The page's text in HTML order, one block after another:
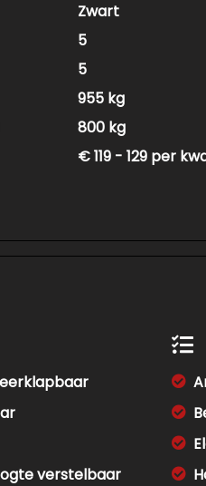
Zwart
5
5
955 kg
800 kg
€ 119 - 129 per
verstelbaar